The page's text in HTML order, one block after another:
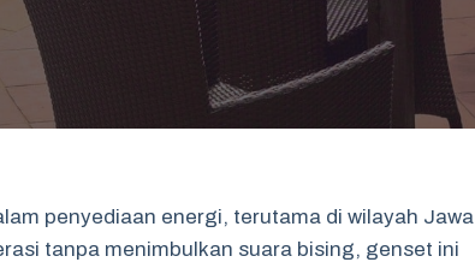
penyediaan energi, terutama di wilayah Jawa
tanpa menimbulkan suara bising, genset ini